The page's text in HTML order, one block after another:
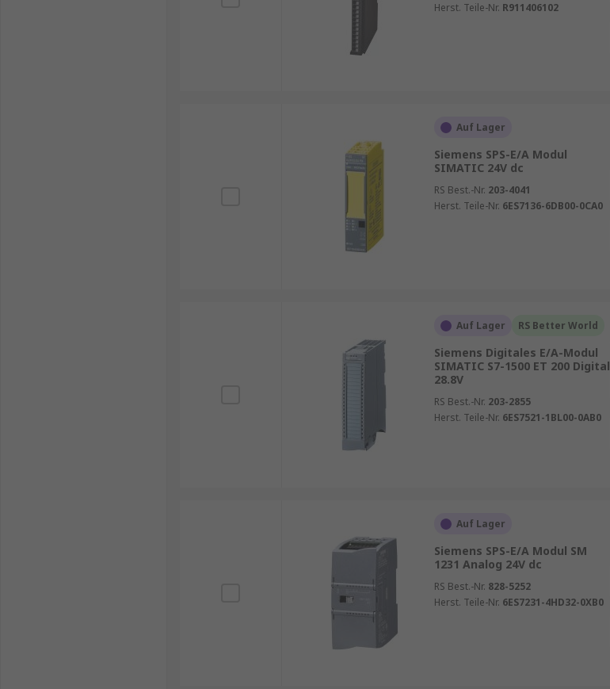
Herst. Teile-Nr. R911406102
Auf Lager
Siemens SPS-E/A Modul
SIMATIC 24V dc
RS Best.-Nr. 203-4041
Herst. Teile-Nr. 6ES7136-6DB00-0CA0
Auf Lager RS Better World
Siemens Digitales E/A-Modul
SIMATIC S7-1500 ET 200 Digital
28.8V
RS Best.-Nr. 203-2855
Herst. Teile-Nr. 6ES7521-1BL00-0AB0
Auf Lager
Siemens SPS-E/A Modul SM
1231 Analog 24V dc
RS Best.-Nr. 828-5252
Herst. Teile-Nr. 6ES7231-4HD32-0XB0